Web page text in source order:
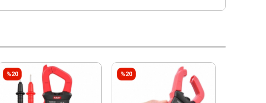
%20 %20